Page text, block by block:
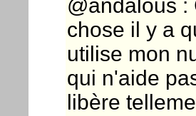
@andalous
chose il y a
utilise mon
qui n'aide
libère